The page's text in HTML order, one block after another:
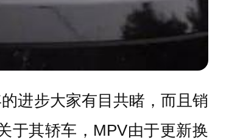
进步大家有目共睹，而且销
于其轿车，MPV由于更新换